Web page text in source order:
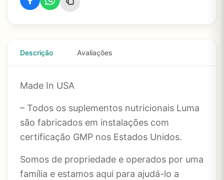
Descrição Avaliações
Made In USA
– Todos os suplementos nutricionais Luma
são fabricados em instalações com
certificação GMP nos Estados Unidos.
Somos de propriedade e operados por uma
família e estamos aqui para ajudá-lo a